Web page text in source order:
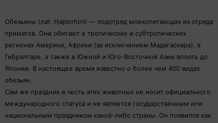
Обезьяны (лат. Haplorhini) — подотряд млекопитающих из отряда
приматов. Они обитают в тропических и субтропических
регионах Америки, Африки (за исключением Мадагаскара), в
Гибралтаре, а также в Южной и Юго-Восточной Азии вплоть до
Японии. В настоящее время известно о более чем 400 видах
обезьян.
Сам же праздник в честь этих животных не носит официального
международного статуса и не является государственным или
национальным праздником какой-либо страны. Он появился как